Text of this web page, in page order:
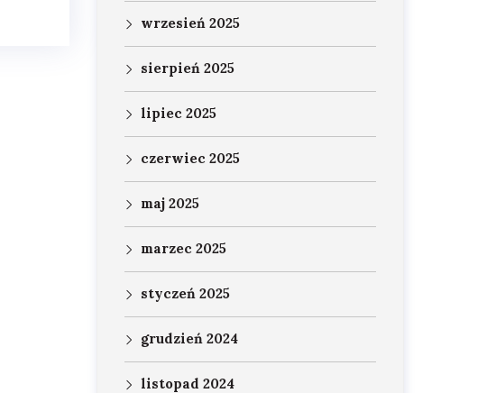
wrzesień 2025
sierpień 2025
lipiec 2025
czerwiec 2025
maj 2025
marzec 2025
styczeń 2025
grudzień 2024
listopad 2024